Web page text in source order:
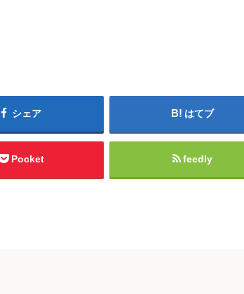
シェア はてブ
Pocket feedly